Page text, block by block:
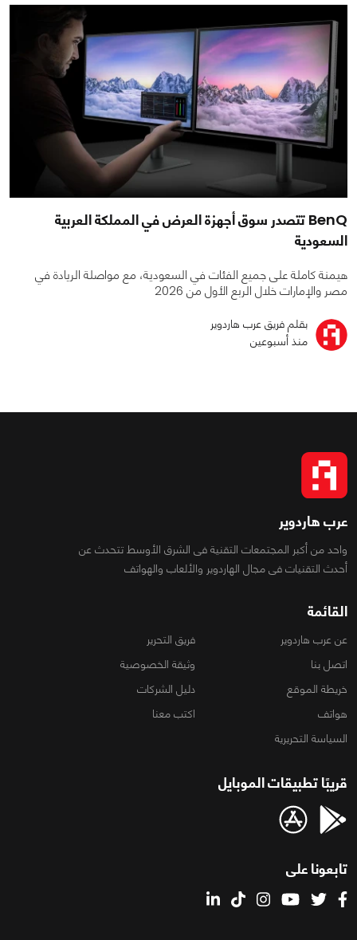
BenQ تتصدر سوق أجهزة العرض في المملكة العربية
السعودية
هيمنة كاملة على جميع الفئات في السعودية، مع مواصلة الريادة في
مصر والإمارات خلال الربع الأول من 2026
بقلم فريق عرب هاردوير
منذ أسبوعين
عرب هاردوير
واحد من أكبر المجتمعات التقنية فى الشرق الأوسط تتحدث عن
أحدث التقنيات فى مجال الهاردوير والألعاب والهواتف
القائمة
عن عرب هاردوير
فريق التحرير
اتصل بنا
وثيقة الخصوصية
خريطة الموقع
دليل الشركات
هواتف
اكتب معنا
السياسة التحريرية
قريبًا تطبيقات الموبايل
تابعونا على